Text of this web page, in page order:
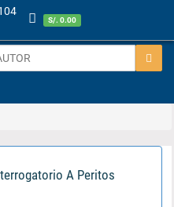
S/. 0.00
A Peritos